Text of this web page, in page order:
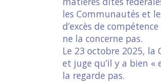
les Communautés et
d’excès de
ne la concerne pas.
Le 23 octobre 2025,
et juge qu’il y a bien «
la regarde pas.